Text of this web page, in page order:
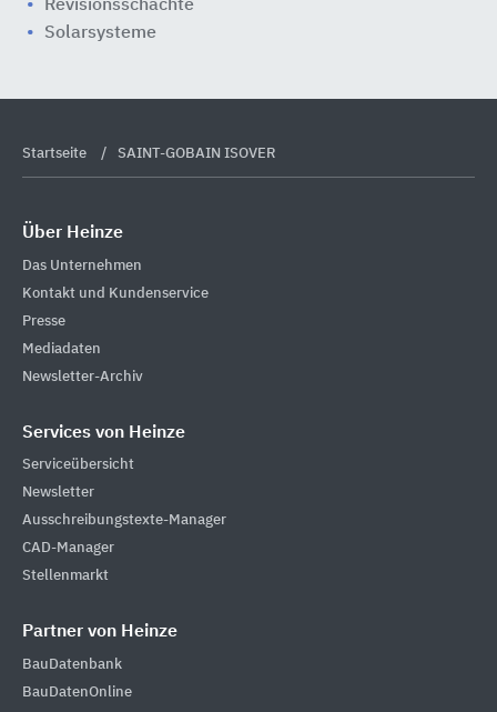
Revisionsschächte
Solarsysteme
Startseite SAINT-GOBAIN ISOVER
Über Heinze
Das Unternehmen
Kontakt und Kundenservice
Presse
Mediadaten
Newsletter-Archiv
Services von Heinze
Serviceübersicht
Newsletter
Ausschreibungstexte-Manager
CAD-Manager
Stellenmarkt
Partner von Heinze
BauDatenbank
BauDatenOnline